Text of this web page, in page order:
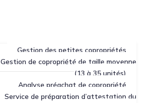
Gestion des petites copropriétés
Gestion de copropriété de taille moyenne
(13 à 35 unités)
Analyse préachat de copropriété
Service de préparation d’attestation du